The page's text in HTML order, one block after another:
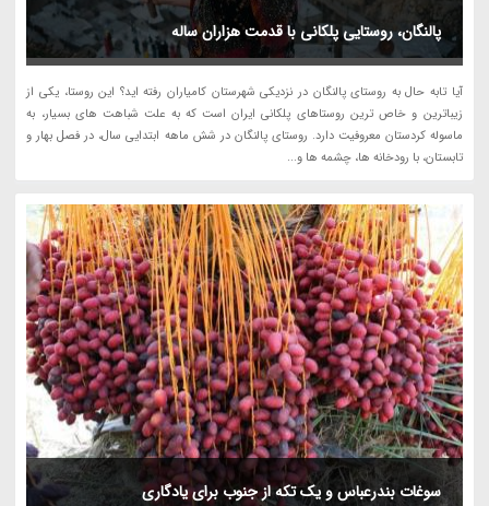
پالنگان، روستایی پلکانی با قدمت هزاران ساله
آیا تابه حال به روستای پالنگان در نزدیکی شهرستان کامیاران رفته اید؟ این روستا، یکی از
زیباترین و خاص ترین روستاهای پلکانی ایران است که به علت شباهت های بسیار، به
ماسوله کردستان معروفیت دارد. روستای پالنگان در شش ماهه ابتدایی سال، در فصل بهار و
تابستان، با رودخانه ها، چشمه ها و...
سوغات بندرعباس و یک تکه از جنوب برای یادگاری